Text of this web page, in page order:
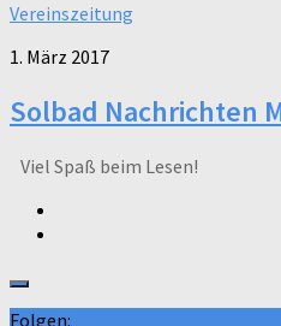
Vereinszeitung
1. März 2017
Solbad Nachrichten
Viel Spaß beim Lesen!
Folgen: